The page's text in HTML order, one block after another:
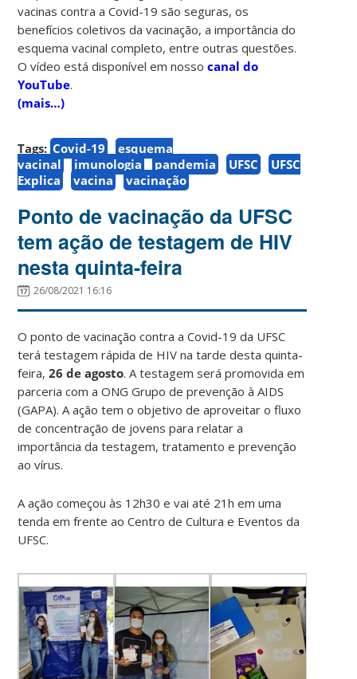
vacinas contra a Covid-19 são seguras, os
benefícios coletivos da vacinação, a importância do
esquema vacinal completo, entre outras questões.
O vídeo está disponível em nossocanal do
YouTube.
(mais…)
Tags: Covid-19
esquema
vacinal
imunologia pandemia UFSC
UFSC
Explica
vacina vacinação
Ponto de vacinação da UFSC
tem ação de testagem de HIV
nesta quinta-feira
26/08/2021 16:16
O ponto de vacinação contra a Covid-19 da UFSC
terá testagem rápida de HIV na tarde desta quinta-
feira,26 de agosto. A testagem será promovida em
parceria com a ONG Grupo de prevenção à AIDS
(GAPA). A ação tem o objetivo de aproveitar o fluxo
de concentração de jovens para relatar a
importância da testagem, tratamento e prevenção
ao vírus.
A ação começou às 12h30 e vai até 21h em uma
tenda em frente ao Centro de Cultura e Eventos da
UFSC.